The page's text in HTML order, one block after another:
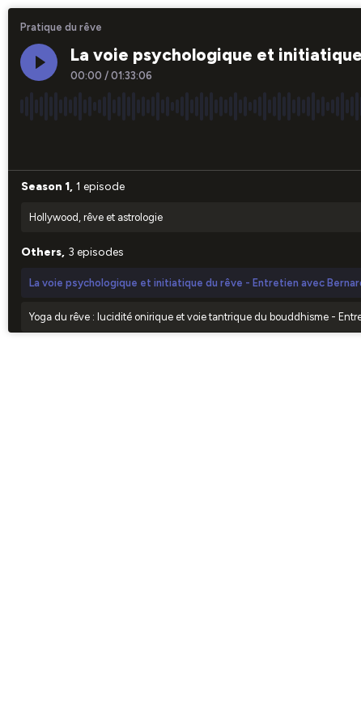
Pratique du rêve
La voie psychologique et
00:00 /01:33:06
Season 1, 1 episode
Hollywood, rêve et astrologie
Others, 3 episodes
La voie psychologique et initiatique du rêve - Entretien avec
Yoga du rêve : lucidité onirique et voie tantrique du bouddhisme -